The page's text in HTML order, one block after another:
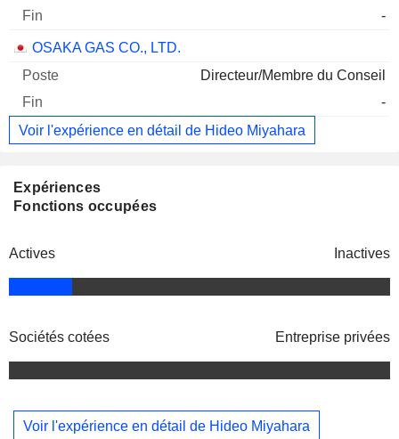
-
OSAKA GAS CO., LTD.
Directeur/Membre du Conseil
-
Voir l'expérience en détail de Hideo Miyahara
Expériences
Fonctions occupées
Actives Inactives
Sociétés cotées Entreprise privées
Voir l'expérience en détail de Hideo Miyahara